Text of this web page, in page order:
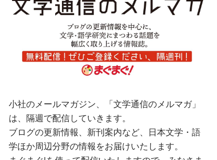
小社のメールマガジン、「文学通信のメルマガ」
は、隔週で配信していきます。
ブログの更新情報、新刊案内など、日本文学・語
学ほか周辺分野の情報をお届けいたします。